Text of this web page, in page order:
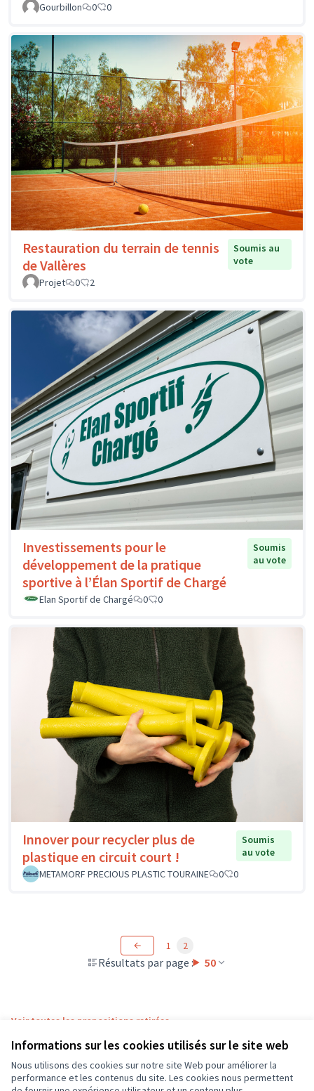
Informations sur les cookies utilisés sur le site web
Nous utilisons des cookies sur notre site Web pour améliorer la
performance et les contenus du site. Les cookies nous permettent
Gourbillon
0 0
Restauration du terrain de tennis
de Vallères
Soumis au
vote
Projet
0 2
Investissements pour le
développement de la pratique
sportive à l’Élan Sportif de Chargé
Soumis
au vote
Elan Sportif de Chargé 0 0
Innover pour recycler plus de
plastique en circuit court !
Soumis
au vote
METAMORF PRECIOUS PLASTIC TOURAINE
0 0
Résultats par page : 50
1 2
Voir toutes les propositions retirées
Conditions d'utilisation
Paramètres des cookies